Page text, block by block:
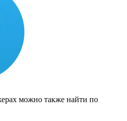
можно также найти по